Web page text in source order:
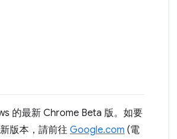
的最新 Chrome Beta 版。如要
版本，請前往 Google.com (電